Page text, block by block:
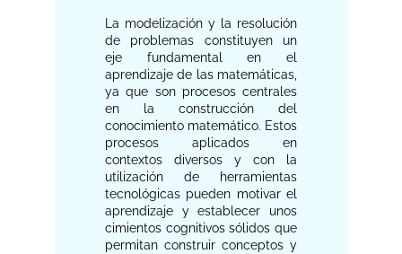
La modelización y la resolución
de problemas constituyen un
eje fundamental en el
aprendizaje de las matemáticas,
ya que son procesos centrales
en la construcción del
conocimiento matemático. Estos
procesos aplicados en
contextos diversos y con la
utilización de herramientas
tecnológicas pueden motivar el
aprendizaje y establecer unos
cimientos cognitivos sólidos que
permitan construir conceptos y